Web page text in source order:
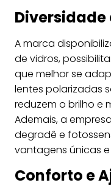
Diversidade
A marca
de vidros,
que melhor se
lentes polarizadas
reduzem o brilho e
Ademais, a
degradê e
vantagens únicas
Conforto e